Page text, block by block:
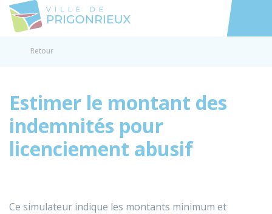
Accéder
Retour
Estimer le montant des
indemnités pour
licenciement abusif
Ce simulateur indique les montants minimum et